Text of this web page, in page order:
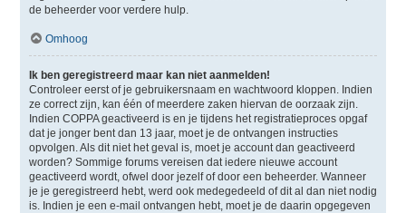
de beheerder voor verdere hulp.
Omhoog
Ik ben geregistreerd maar kan niet aanmelden!
Controleer eerst of je gebruikersnaam en wachtwoord kloppen. Indien
ze correct zijn, kan één of meerdere zaken hiervan de oorzaak zijn.
Indien COPPA geactiveerd is en je tijdens het registratieproces opgaf
dat je jonger bent dan 13 jaar, moet je de ontvangen instructies
opvolgen. Als dit niet het geval is, moet je account dan geactiveerd
worden? Sommige forums vereisen dat iedere nieuwe account
geactiveerd wordt, ofwel door jezelf of door een beheerder. Wanneer
je je geregistreerd hebt, werd ook medegedeeld of dit al dan niet nodig
is. Indien je een e-mail ontvangen hebt, moet je de daarin opgegeven